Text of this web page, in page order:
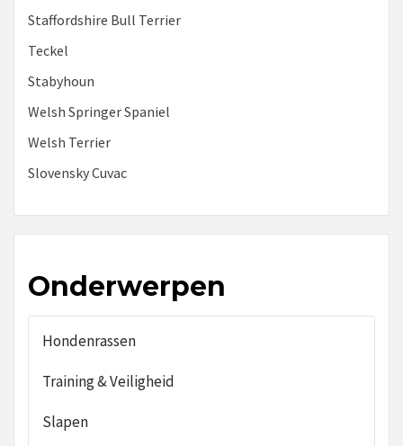
Staffordshire Bull Terrier
Teckel
Stabyhoun
Welsh Springer Spaniel
Welsh Terrier
Slovensky Cuvac
Onderwerpen
Hondenrassen
Training & Veiligheid
Slapen